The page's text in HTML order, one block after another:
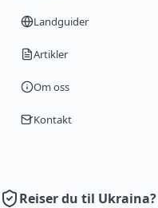
Landguider
Artikler
Om oss
Kontakt
Reiser du til Ukraina?